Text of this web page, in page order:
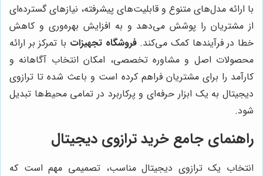
با ارائه مدل‌های متنوع و قابلیت‌های پیشرفته، نیازهای گسترده‌ای
از مشتریان را پوشش می‌دهد و به افزایش بهره‌وری و کاهش
خطا در فرآیندها کمک می‌کند.فروشگاه تجهیزات با تمرکز بر ارائه
محصولات اصل و مشاوره تخصصی، امکان انتخاب آگاهانه و
کارآمد را برای مشتریان فراهم کرده است و باعث شده تا ترازوی
دیجیتال به یک ابزار حرفه‌ای و پرکاربرد در تمامی محیط‌ها تبدیل
شود.
راهنمای جامع خرید ترازوی دیجیتال
انتخاب یک ترازوی دیجیتال مناسب، تصمیمی مهم است که